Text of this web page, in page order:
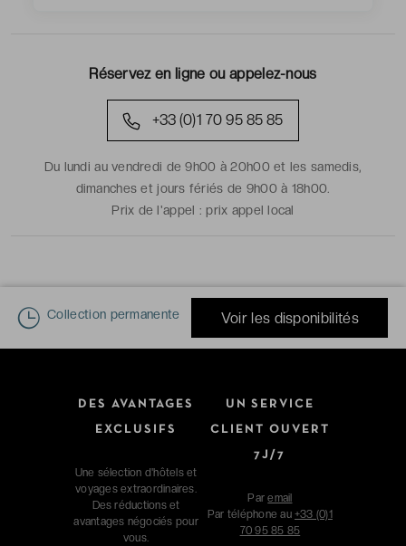
Réservez en ligne ou appelez-nous
+33 (0)1 70 95 85 85
Du lundi au vendredi de 9h00 à 20h00 et les samedis,
dimanches et jours fériés de 9h00 à 18h00.
Prix de l'appel :prix appel local
Collection permanente Voir les disponibilités
DES AVANTAGES
EXCLUSIFS
Une sélection d'hôtels et
voyages extraordinaires.
Des réductions et
avantages négociés pour
vous.
UN SERVICE
CLIENT OUVERT
7J/7
Paremail
Par téléphone au +33 (0)1
70 95 85 85